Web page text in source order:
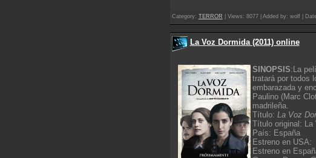
Category: TERROR | Views: 8077 | Added by: wolf |
La Voz Dormida (2011) online
SINOPSIS:La
tratará por todos
embarazada y
Paulino (Marc
madrileña.
Título: La Voz
Título original: La
País: España
Estreno en USA:
Estreno en